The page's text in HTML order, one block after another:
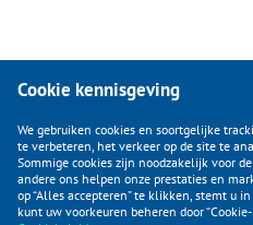
KLANTENSERVICE
Cookie kennisgeving
We gebruiken cookies en soortgelijke
te verbeteren, het verkeer op de site te
Sommige cookies zijn noodzakelijk voor
andere ons helpen onze prestaties en
op “Alles accepteren” te klikken, stemt u
kunt uw voorkeuren beheren door